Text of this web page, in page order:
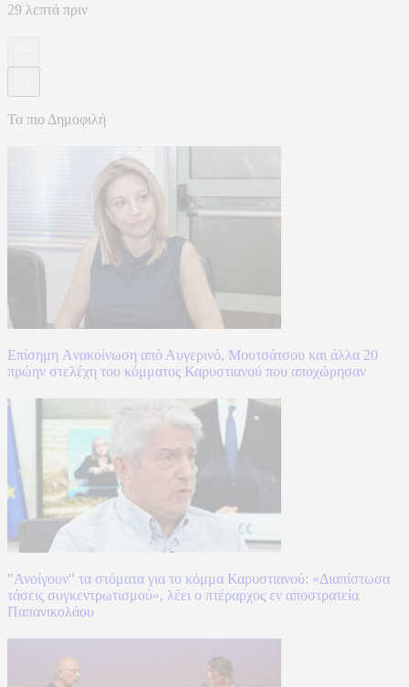
29 λεπτά πριν
Τα πιο Δημοφιλή
Επίσημη Aνακοίνωση από Αυγερινό, Μουτσάτσου και άλλα 20
πρώην στελέχη του κόμματος Καρυστιανού που αποχώρησαν
"Ανοίγουν" τα στόματα για το κόμμα Καρυστιανού: «Διαπίστωσα
τάσεις συγκεντρωτισμού», λέει ο πτέραρχος εν αποστρατεία
Παπανικολάου